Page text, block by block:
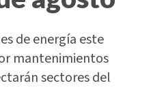
de energía este
mantenimientos
sectores del